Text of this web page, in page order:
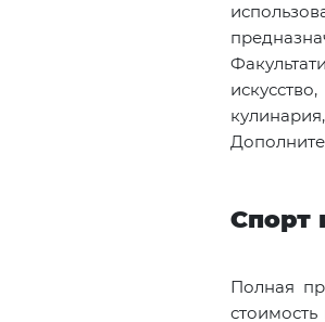
Спорт
Полная